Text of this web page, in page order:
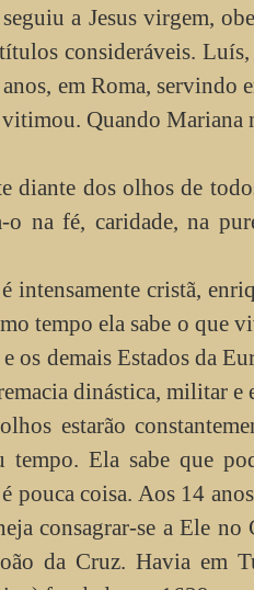
a Jesus virgem,
consideráveis.
em Roma, servindo
Quando Mariana
diante dos olhos de
na fé, caridade, na
intensamente cristã,
tempo ela sabe o que
os demais Estados da
dinástica, militar e
estarão
Ela sabe que
pouca coisa. Aos 14
consagrar-se a Ele
da Cruz. Havia em